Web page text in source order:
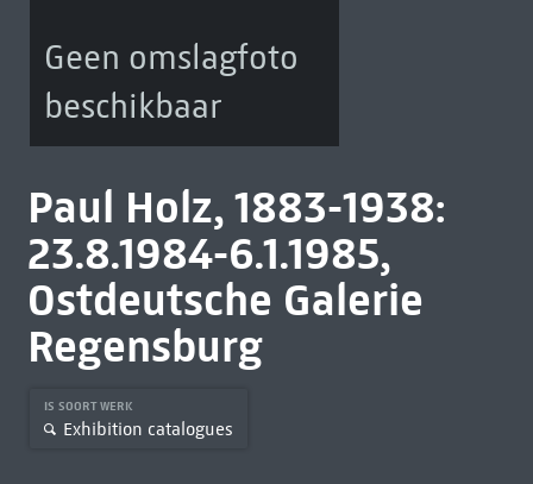
Geen omslagfoto
beschikbaar
Paul Holz, 1883-1938:
23.8.1984-6.1.1985,
Ostdeutsche Galerie
Regensburg
IS SOORT WERK
Exhibition catalogues